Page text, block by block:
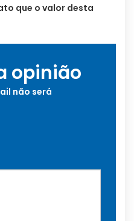
que o valor desta
opinião
não será